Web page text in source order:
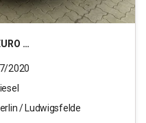
2020
/ Ludwigsfelde